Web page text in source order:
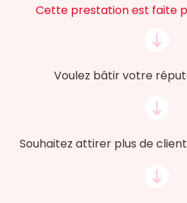
Cette prestation est faite
Voulez bâtir votre
Souhaitez attirer plus de